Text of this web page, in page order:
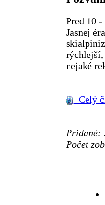
Pred 10
Jasnej
rýchlejší,
nejaké
Celý
Pridané:
Počet